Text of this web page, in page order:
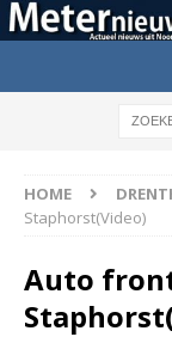
HOME
Staphorst(Video)
Auto